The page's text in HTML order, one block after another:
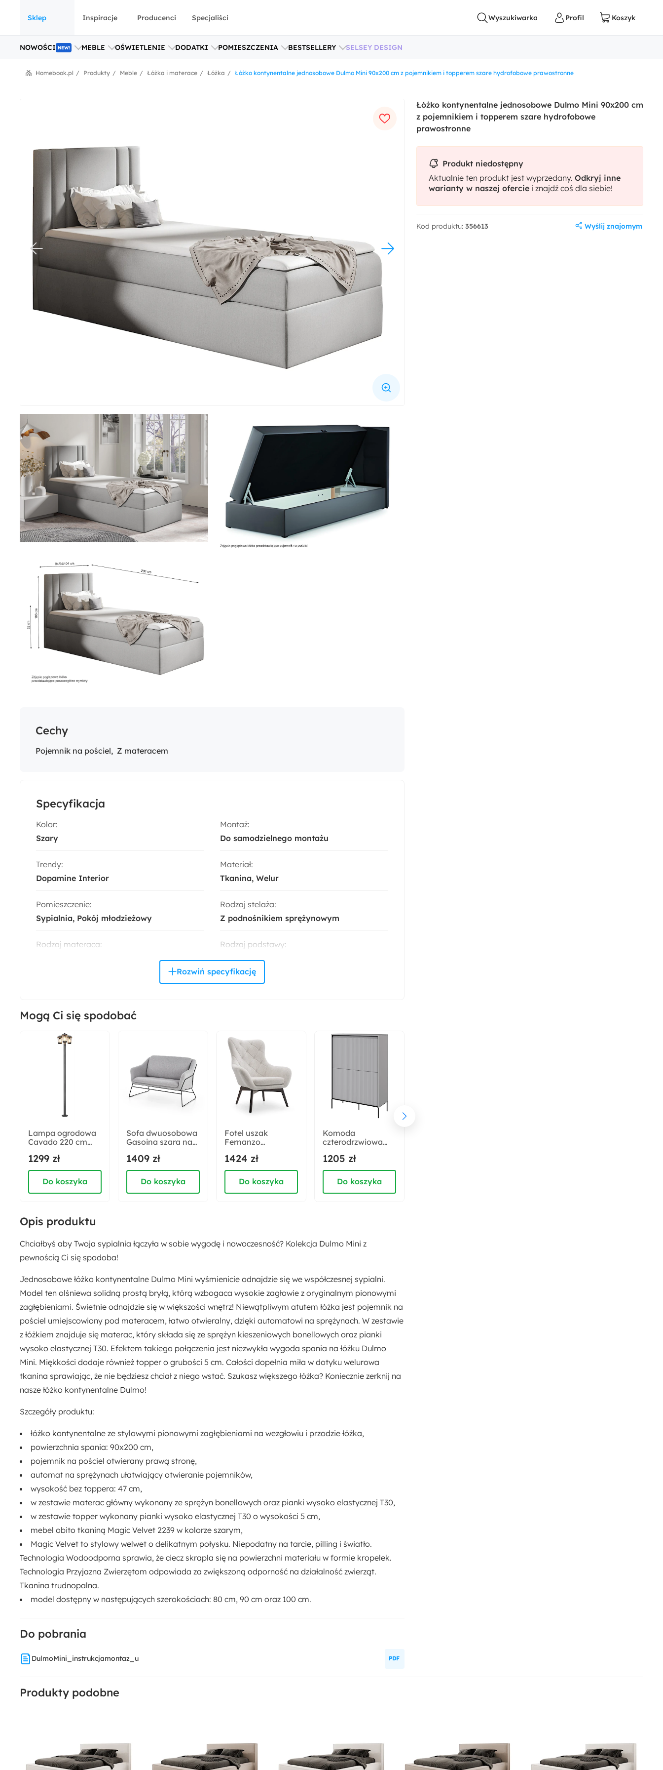
Sklep
NOWOŚCI NEW! MEBLE OŚWIETLENIE DODATKI POMIESZCZENIA BESTSELLERY SELSEY DESIGN
Inspiracje Producenci Specjaliści
Łóżko kontynentalne jednosobowe Dulmo Mini 90x200 cm z pojemnikiem i topperem szare hydrofobowe prawostronne
Łóżka
Łóżka i materace
Meble
Produkty
Homebook.pl
Cechy
Pojemnik na pościel Z materacem
Specyfikacja
Kolor:
Szary
Montaż:
Do samodzielnego montażu
Trendy:
Dopamine Interior
Materiał:
Tkanina Welur
Pomieszczenie:
Sypialnia Pokój młodzieżowy
Rodzaj stelaża:
Z podnośnikiem sprężynowym
Rodzaj materaca:
Rodzaj podstawy:
Materac Bonell
Sposób otwierania:
Powierzchnia spania:
90x200 cm
Wyprodukowano w Polsce
Szerokość:
94 cm
103 cm
Liczba miejsc:
Strona mebla:
Prawa
Rodzaj łóżka:
Pojedyncze
Rodzaj wezgłowia:
Materac:
Pojemnik na pościel:
Ilość paczek:
2
Nowoczesny
Rodzaj:
Jednoosobowy Materac bonellowy
Prawostronny
Funkcje:
Pojemnik na pościel
Z materacem
Mogą Ci się spodobać
Lampa ogrodowa
Cavado 220 cm
1299 zł
Do koszyka
Sofa dwuosobowa
Gasoina szara na
1409 zł
Do koszyka
Fotel uszak
Fernanzo
hydrofobowy
1424 zł
Do koszyka
Komoda
czterodrzwiowa
cm z LED Szara
1205 zł
Do koszyka
Opis produktu
Chciałbyś aby Twoja sypialnia łączyła w sobie wygodę i nowoczesność? Kolekcja Dulmo Mini z
pewnością Ci się spodoba!
Jednosobowe łóżko kontynentalne Dulmo Mini wyśmienicie odnajdzie się we współczesnej sypialni.
Model ten olśniewa solidną prostą bryłą, którą wzbogaca wysokie zagłowie z oryginalnym pionowymi
zagłębieniami. Świetnie odnajdzie się w większości wnętrz! Niewątpliwym atutem łóżka jest pojemnik na
pościel umiejscowiony pod materacem, łatwo otwieralny, dzięki automatowi na sprężynach. W zestawie
z łóżkiem znajduje się materac, który składa się ze sprężyn kieszeniowych bonellowych oraz pianki
wysoko elastycznej T30. Efektem takiego połączenia jest niezwykła wygoda spania na łóżku Dulmo
Mini. Miękkości dodaje również topper o grubości 5 cm. Całości dopełnia miła w dotyku welurowa
tkanina sprawiając, że nie będziesz chciał z niego wstać. Szukasz większego łóżka? Koniecznie zerknij na
nasze łóżko kontynentalne Dulmo!
Szczegóły produktu:
łóżko kontynentalne ze stylowymi pionowymi zagłębieniami na wezgłowiu i przodzie łóżka,
powierzchnia spania: 90x200 cm,
pojemnik na pościel otwierany prawą stronę,
automat na sprężynach ułatwiający otwieranie pojemników,
wysokość bez toppera: 47 cm,
w zestawie materac główny wykonany ze sprężyn bonellowych oraz pianki wysoko elastycznej T30,
w zestawie topper wykonany pianki wysoko elastycznej T30 o wysokości 5 cm,
mebel obito tkaniną Magic Velvet 2239 w kolorze szarym,
Magic Velvet to stylowy welwet o delikatnym połysku. Niepodatny na tarcie, pilling i światło.
Technologia Wodoodporna sprawia, że ciecz skrapla się na powierzchni materiału w formie kropelek.
Technologia Przyjazna Zwierzętom odpowiada za zwiększoną odporność na działalność zwierząt.
Tkanina trudnopalna.
model dostępny w następujących szerokościach: 80 cm, 90 cm oraz 100 cm.
Do pobrania
DulmoMini_instrukcjamontaz_u
Łóżko kontynentalne jednosobowe Dulmo Mini 90x200 cm
z pojemnikiem i topperem szare hydrofobowe
prawostronne
Produkt niedostępny
Aktualnie ten produkt jest wyprzedany. Odkryj inne
warianty w naszej ofercie i znajdź coś dla siebie!
Kod produktu: 356613 Wyślij znajomym
Produkty podobne